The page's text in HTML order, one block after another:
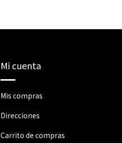
Mi cuenta
Mis compras
Direcciones
Carrito de compras